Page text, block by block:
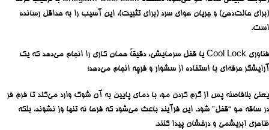
(برای حالت‌دهی) و جریان هوای سرد (برای تثبیت)، این آسیب را به حداقل رسانده
است.
فناوری Cool Lock یا قفل سرمایشی، دقیقاً همان کاری را انجام می‌دهد که یک
آرایشگر حرفه‌ای با استفاده از سشوار و فرچه انجام می‌دهد؛
یعنی بلافاصله پس از گرم کردن مو، با دمای پایین به آن شوک وارد می‌کند تا فرم فر
در ساقه مو “قفل” شود. این فرآیند باعث می‌شود که فرها نه تنها وز نشوند، بلکه
ظاهری ابریشمی و درخشان پیدا کنند.